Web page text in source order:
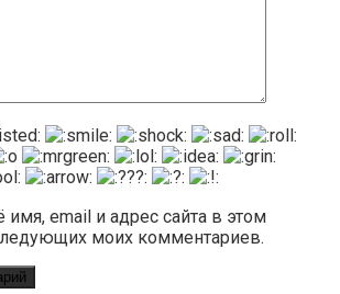
имя, email и адрес сайта в этом
моих комментариев.